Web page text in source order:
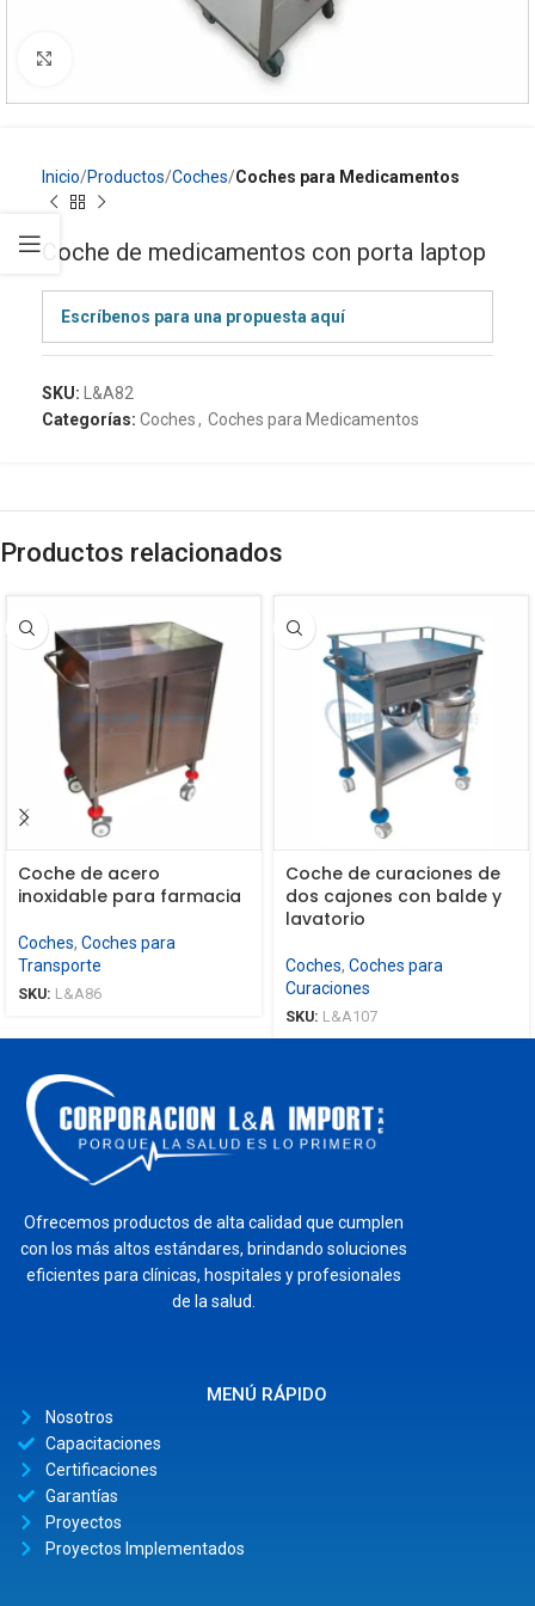
Inicio Productos Coches Coches para Medicamentos
Coche de medicamentos con porta laptop
Escríbenos para una propuesta aquí
SKU:
L&A82
Categorías: Coches, Coches para Medicamentos
Productos relacionados
Coche de acero
inoxidable para farmacia
Coches, Coches para
Transporte
SKU: L&A86
Coche de curaciones de
dos cajones con balde y
lavatorio
Coches, Coches para
Curaciones
SKU: L&A107
Ofrecemos productos de alta calidad que cumplen
con los más altos estándares, brindando soluciones
eficientes para clínicas, hospitales y profesionales
de la salud.
MENÚ RÁPIDO
Nosotros
Capacitaciones
Certificaciones
Garantías
Proyectos
Proyectos Implementados